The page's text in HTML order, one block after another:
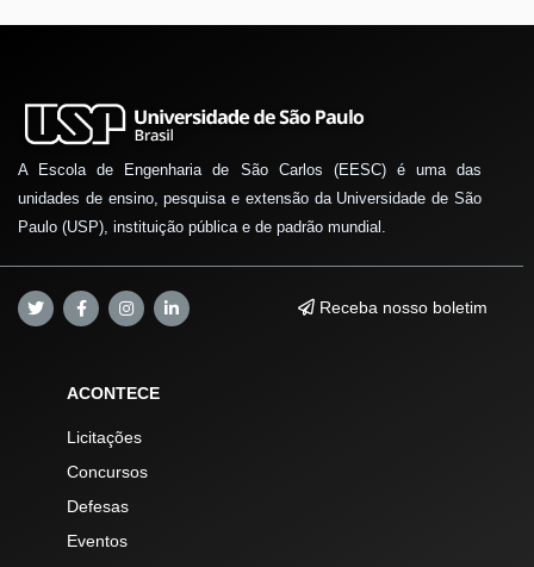
A Escola de Engenharia de São Carlos (EESC) é uma das
unidades de ensino, pesquisa e extensão da Universidade de São
Paulo (USP), instituição pública e de padrão mundial.
Receba nosso boletim
ACONTECE
Licitações
Concursos
Defesas
Eventos